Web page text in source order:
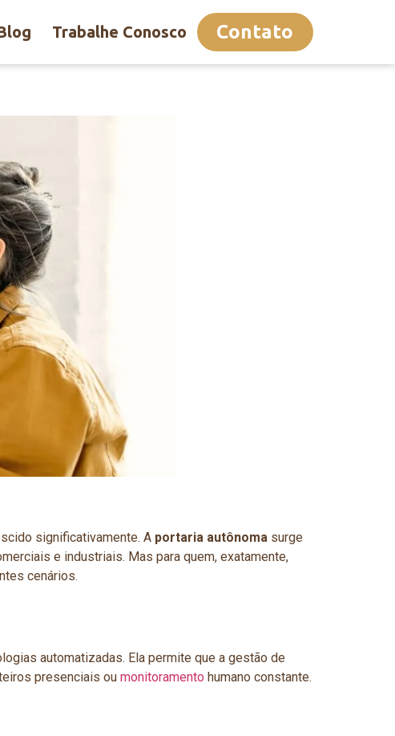
Trabalhe Conosco Contato
significativamente. A portaria autônoma surge
e industriais. Mas para quem, exatamente,
cenários.
automatizadas. Ela permite que a gestão de
presenciais ou monitoramento humano constante.